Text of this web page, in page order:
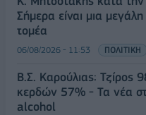
Σήμερα είναι μια
τομέα
06/08/2026 - 11:53 ΠΟΛΙΤΙΚΗ
Β.Σ. Καρούλιας: Τζίρος
κερδών 57% - Τα νέα
alcohol